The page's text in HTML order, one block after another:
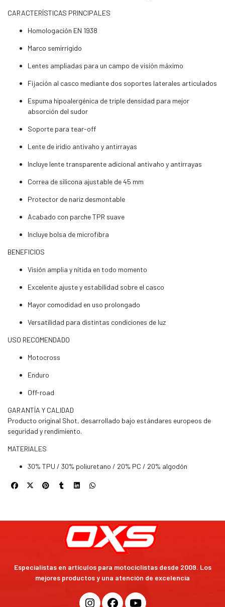
CARACTERÍSTICAS PRINCIPALES
Homologación EN 1938
Marco semirrígido
Lentes ampliadas para un campo de visión máximo
Fijación al casco mediante dos soportes laterales articulados
Espuma hipoalergénica de triple densidad para mejor
absorción del sudor
Soporte para tear-off
Lente de iridio antivaho y antirrayas
Incluye lente transparente adicional antivaho y antirrayas
Correa de silicona ajustable de 45 mm
Protector de nariz desmontable
Acabado con parche TPR suave
Incluye bolsa de microfibra
BENEFICIOS
Visión amplia y nítida en todo momento
Excelente ajuste y estabilidad sobre el casco
Mayor comodidad en uso prolongado
Versatilidad para distintas condiciones de luz
USO RECOMENDADO
Motocross
Enduro
Off-road
GARANTÍA Y CALIDAD
Producto original Shot, desarrollado bajo estándares europeos de
seguridad y rendimiento.
MATERIALES
30% TPU / 30% poliuretano / 20% PC / 20% algodón
Especialistas en artículos para motociclistas desde 2009. Los
mejores productos y una atención de excelencia